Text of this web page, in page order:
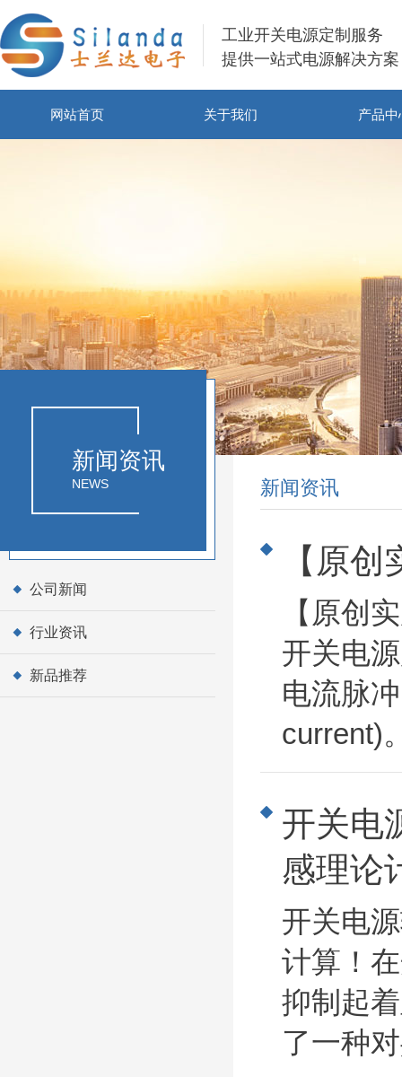
工业开关电源定制服务
提供一站式电源解决方案
网站首页 关于我们 产品中
新闻资讯
NEWS
公司新闻
行业资讯
新品推荐
新闻资讯
【原
【原创
开关电
电流脉
current)
开关电
感理论
开关电
计算！
抑制起
了一种